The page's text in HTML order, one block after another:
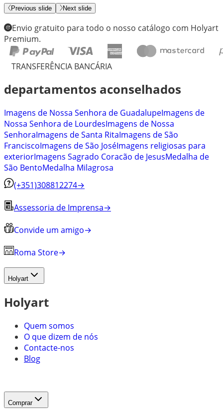
Previous slide Next slide
Envio gratuito para todo o nosso catálogo com Holyart
Premium.
TRANSFERÊNCIA BANCÁRIA
departamentos aconselhados
Imagens de Nossa Senhora de GuadalupeImagens de
Nossa Senhora de LourdesImagens de Nossa
SenhoraImagens de Santa RitaImagens de São
FranciscoImagens de São JoséImagens religiosas para
exteriorImagens Sagrado Coracão de JesusMedalha de
São BentoMedalha Milagrosa
(+351)308812274→
Assessoria de Imprensa→
Convide um amigo→
Roma Store→
Holyart
Holyart
Quem somos
O que dizem de nós
Contacte-nos
Blog
Comprar